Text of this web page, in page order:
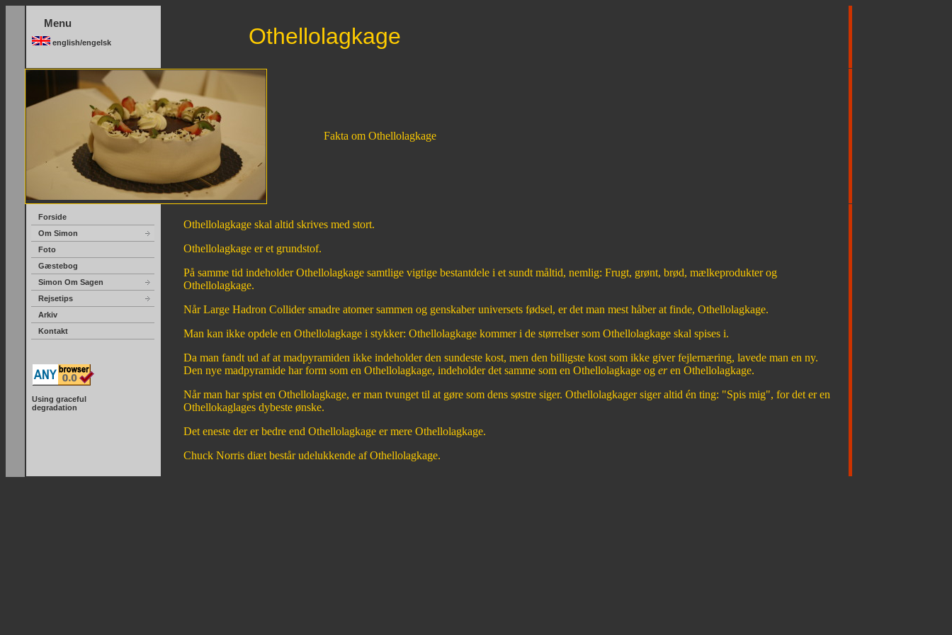
Menu
english/engelsk Othellolagkage
Fakta om Othellolagkage
Forside
Om Simon
Foto
Gæstebog
Simon Om Sagen
Rejsetips
Arkiv
Kontakt
Using graceful
degradation
Othellolagkage skal altid skrives med stort.
Othellolagkage er et grundstof.
På samme tid indeholder Othellolagkage samtlige vigtige bestantdele i et sundt måltid, nemlig: Frugt, grønt, brød, mælkeprodukter og
Othellolagkage.
Når Large Hadron Collider smadre atomer sammen og genskaber universets fødsel, er det man mest håber at finde, Othellolagkage.
Man kan ikke opdele en Othellolagkage i stykker: Othellolagkage kommer i de størrelser som Othellolagkage skal spises i.
Da man fandt ud af at madpyramiden ikke indeholder den sundeste kost, men den billigste kost som ikke giver fejlernæring, lavede man en ny.
Den nye madpyramide har form som en Othellolagkage, indeholder det samme som en Othellolagkage og eren Othellolagkage.
Når man har spist en Othellolagkage, er man tvunget til at gøre som dens søstre siger. Othellolagkager siger altid én ting: "Spis mig", for det er en
Othellokaglages dybeste ønske.
Det eneste der er bedre end Othellolagkage er mere Othellolagkage.
Chuck Norris diæt består udelukkende af Othellolagkage.